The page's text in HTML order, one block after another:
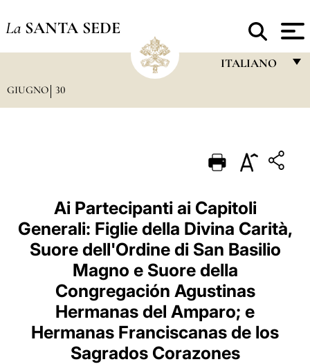
La SANTA SEDE
ITALIANO
PORTUGUÊS
ESPAÑOL
DEUTSCH
POLSKI
العربيّة
中文
LATINE
GIUGNO 30
Ai Partecipanti ai Capitoli
Generali: Figlie della Divina Carità,
Suore dell'Ordine di San Basilio
Magno e Suore della
Congregación Agustinas
Hermanas del Amparo; e
Hermanas Franciscanas de los
Sagrados Corazones